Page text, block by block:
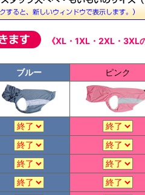
《XL・1XL・2XL・3XL
ブルー ピンク